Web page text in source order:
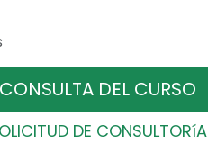
DEL CURSO
DE CONSULTORíA